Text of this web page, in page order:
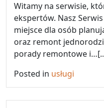
Witamy na serwisie,
ekspertów. Nasz
miejsce dla osób
oraz remont
porady remontowe
Posted in usługi